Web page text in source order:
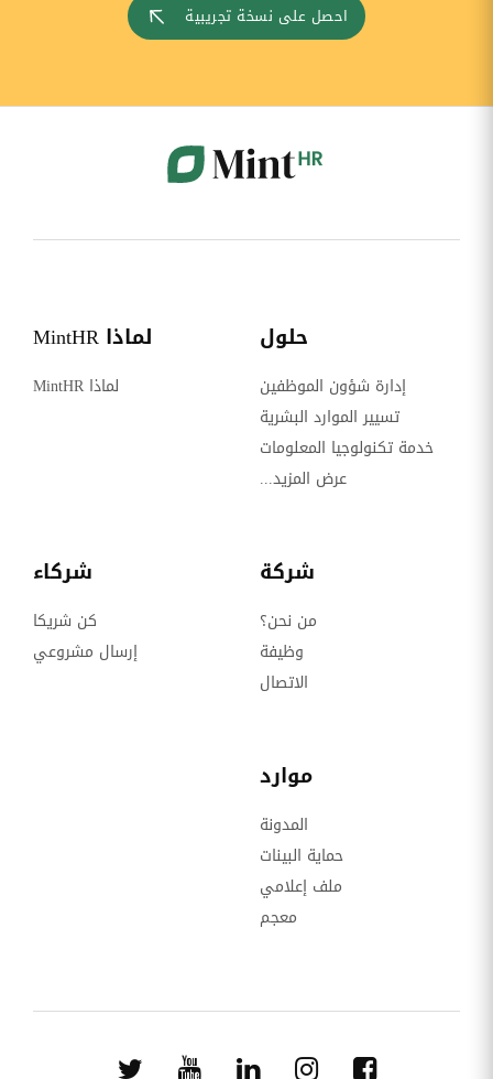
احصل على نسخة تجريبية
حلول
إدارة شؤون الموظفين
تسيير الموارد البشرية
خدمة تكنولوجيا المعلومات
عرض المزيد...
لماذا MintHR
لماذا MintHR
شركة
من نحن؟
وظيفة
الاتصال
شركاء
كن شريكا
إرسال مشروعي
موارد
المدونة
حماية البينات
ملف إعلامي
معجم